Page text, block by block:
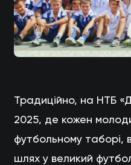
Традиційно, на НТБ
2025, де кожен
футбольному таборі,
шлях у великий